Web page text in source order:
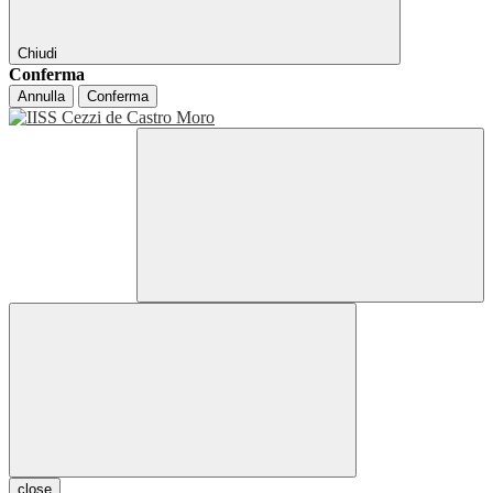
Chiudi
Conferma
Annulla Conferma
close